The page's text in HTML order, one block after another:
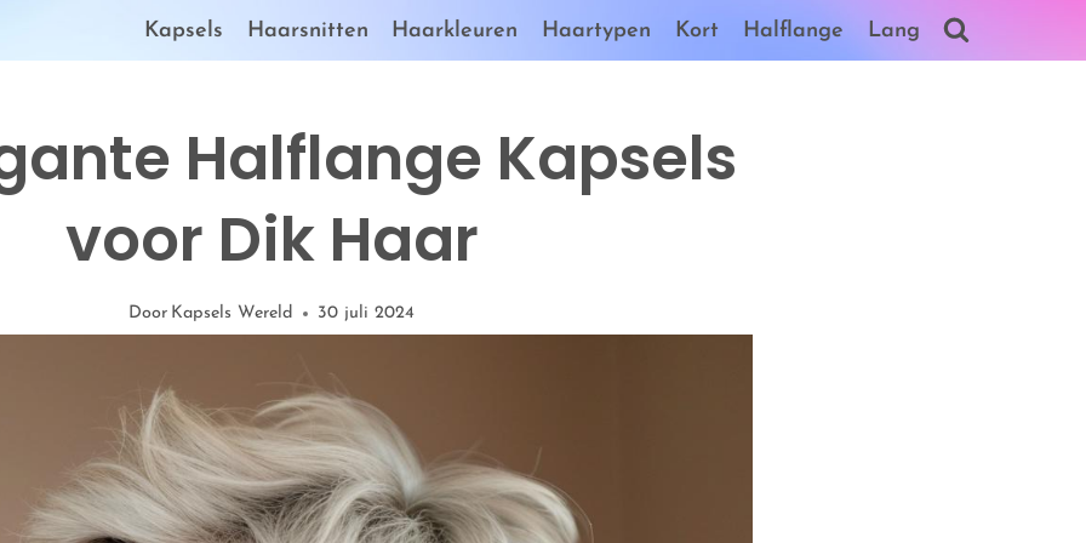
Kapsels Haarsnitten Haarkleuren Haartypen Kort Halflange Lang
Halflange Kapsels
voor Dik Haar
Door Kapsels Wereld 30 juli 2024